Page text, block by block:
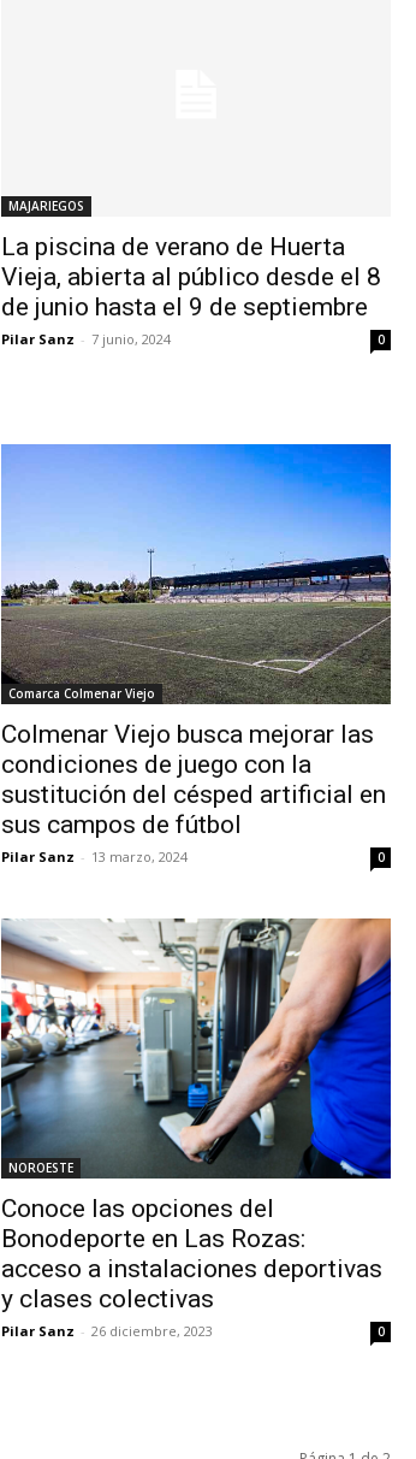
MAJARIEGOS
La piscina de verano de Huerta
Vieja, abierta al público desde el 8
de junio hasta el 9 de septiembre
Pilar Sanz - 7 junio, 2024 0
Comarca Colmenar Viejo
Colmenar Viejo busca mejorar las
condiciones de juego con la
sustitución del césped artificial en
sus campos de fútbol
Pilar Sanz - 13 marzo, 2024 0
NOROESTE
Conoce las opciones del
Bonodeporte en Las Rozas:
acceso a instalaciones deportivas
y clases colectivas
Pilar Sanz - 26 diciembre, 2023 0